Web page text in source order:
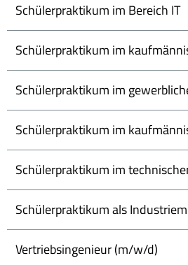
Schülerpraktikum im Bereich IT
Schülerpraktikum im
Schülerpraktikum im
Schülerpraktikum im
Schülerpraktikum im
Schülerpraktikum als
Vertriebsingenieur (m/w/d)